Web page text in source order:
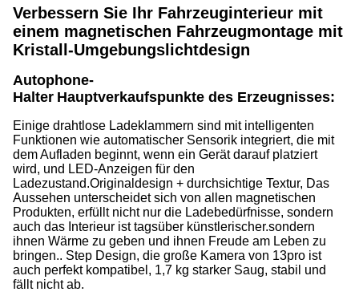
Verbessern Sie Ihr Fahrzeuginterieur mit
einem magnetischen Fahrzeugmontage mit
Kristall-Umgebungslichtdesign
Autophone-
Halter Hauptverkaufspunkte des Erzeugnisses:
Einige drahtlose Ladeklammern sind mit intelligenten
Funktionen wie automatischer Sensorik integriert, die mit
dem Aufladen beginnt, wenn ein Gerät darauf platziert
wird, und LED-Anzeigen für den
Ladezustand.Originaldesign + durchsichtige Textur, Das
Aussehen unterscheidet sich von allen magnetischen
Produkten, erfüllt nicht nur die Ladebedürfnisse, sondern
auch das Interieur ist tagsüber künstlerischer.sondern
ihnen Wärme zu geben und ihnen Freude am Leben zu
bringen.. Step Design, die große Kamera von 13pro ist
auch perfekt kompatibel, 1,7 kg starker Saug, stabil und
fällt nicht ab.